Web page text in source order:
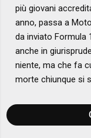
più giovani
anno, passa a
da inviato Formula
anche in
niente, ma che fa
morte chiunque si